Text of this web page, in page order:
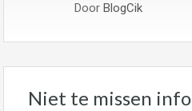
Door BlogCik
Niet te missen